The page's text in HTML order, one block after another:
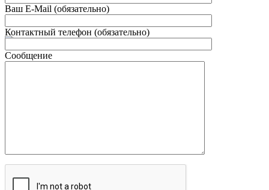
Ваш E-Mail (обязательно)
Контактный телефон (обязательно)
Сообщение